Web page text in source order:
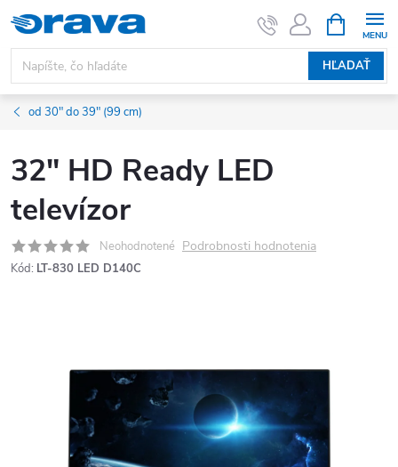
Prejsť na obsah
HĽADAŤ
od 30" do 39" (99 cm)
32" HD Ready LED
televízor
Neohodnotené Podrobnosti hodnotenia
Kód: LT-830 LED D140C